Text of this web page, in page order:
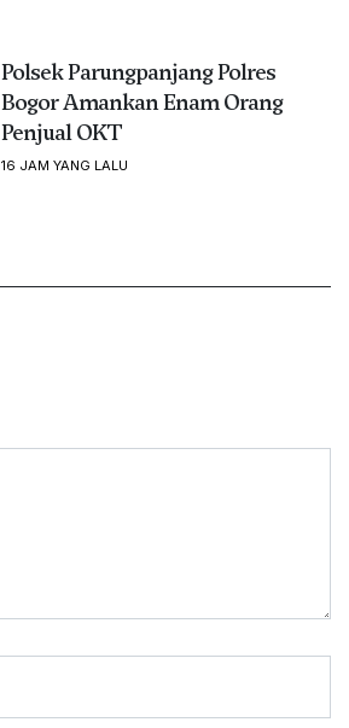
Polsek Parungpanjang Polres
Bogor Amankan Enam Orang
Penjual OKT
16 JAM YANG LALU